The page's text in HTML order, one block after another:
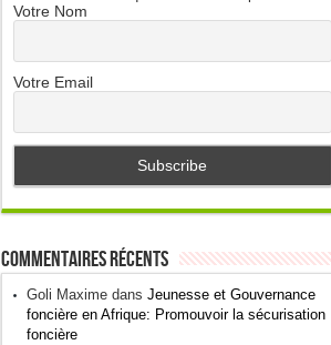
Votre Nom
Votre Email
Commentaires récents
Goli Maximedans Jeunesse et Gouvernance
foncière en Afrique: Promouvoir la sécurisation
foncière